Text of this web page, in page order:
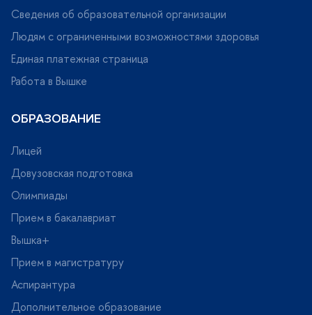
Сведения об образовательной организации
Людям с ограниченными возможностями здоровья
Единая платежная страница
Работа в Вышке
ОБРАЗОВАНИЕ
Лицей
Довузовская подготовка
Олимпиады
Прием в бакалавриат
ышка+
Прием в магистратуру
Аспирантура
Дополнительное образование